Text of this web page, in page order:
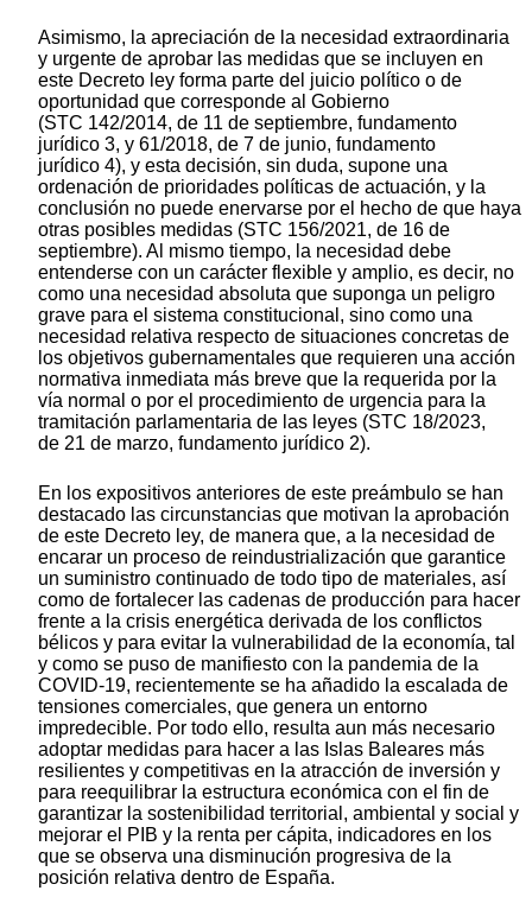
Asimismo, la apreciación de la necesidad extraordinaria
y urgente de aprobar las medidas que se incluyen en
este Decreto ley forma parte del juicio político o de
oportunidad que corresponde al Gobierno
(STC 142/2014, de 11 de septiembre, fundamento
jurídico 3, y 61/2018, de 7 de junio, fundamento
jurídico 4), y esta decisión, sin duda, supone una
ordenación de prioridades políticas de actuación, y la
conclusión no puede enervarse por el hecho de que haya
otras posibles medidas (STC 156/2021, de 16 de
septiembre). Al mismo tiempo, la necesidad debe
entenderse con un carácter flexible y amplio, es decir, no
como una necesidad absoluta que suponga un peligro
grave para el sistema constitucional, sino como una
necesidad relativa respecto de situaciones concretas de
los objetivos gubernamentales que requieren una acción
normativa inmediata más breve que la requerida por la
vía normal o por el procedimiento de urgencia para la
tramitación parlamentaria de las leyes (STC 18/2023,
de 21 de marzo, fundamento jurídico 2).
En los expositivos anteriores de este preámbulo se han
destacado las circunstancias que motivan la aprobación
de este Decreto ley, de manera que, a la necesidad de
encarar un proceso de reindustrialización que garantice
un suministro continuado de todo tipo de materiales, así
como de fortalecer las cadenas de producción para hacer
frente a la crisis energética derivada de los conflictos
bélicos y para evitar la vulnerabilidad de la economía, tal
y como se puso de manifiesto con la pandemia de la
COVID-19, recientemente se ha añadido la escalada de
tensiones comerciales, que genera un entorno
impredecible. Por todo ello, resulta aun más necesario
adoptar medidas para hacer a las Islas Baleares más
resilientes y competitivas en la atracción de inversión y
para reequilibrar la estructura económica con el fin de
garantizar la sostenibilidad territorial, ambiental y social y
mejorar el PIB y la renta per cápita, indicadores en los
que se observa una disminución progresiva de la
posición relativa dentro de España.